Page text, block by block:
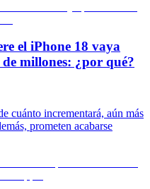
el iPhone 18 vaya
millones: ¿por qué?
cuánto incrementará, aún más
prometen acabarse